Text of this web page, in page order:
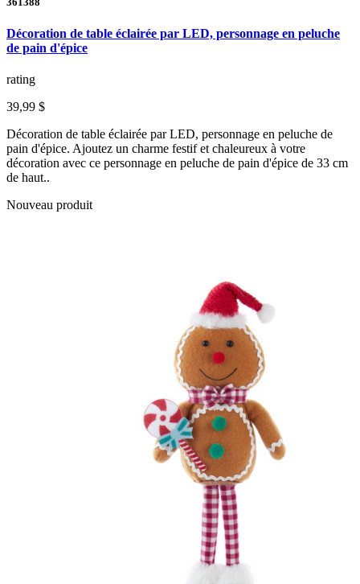
Décoration de table éclairée par LED, personnage en peluche
de pain d'épice
rating
39,99 $
Décoration de table éclairée par LED, personnage en peluche de
pain d'épice. Ajoutez un charme festif et chaleureux à votre
décoration avec ce personnage en peluche de pain d'épice de 33 cm
de haut..
Nouveau produit